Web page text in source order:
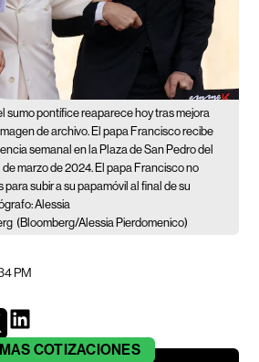
sumo pontífice reaparece hoy tras mejora
Imagen de archivo. El papa Francisco recibe
semanal en la Plaza de San Pedro del
marzo de 2024. El papa Francisco no
subir a su papamóvil al final de su
Alessia
(Bloomberg/Alessia Pierdomenico)
PM
COTIZACIONES